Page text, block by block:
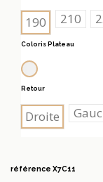
190 210
Coloris Plateau
Blanc
Retour
Droite
référence X7C11